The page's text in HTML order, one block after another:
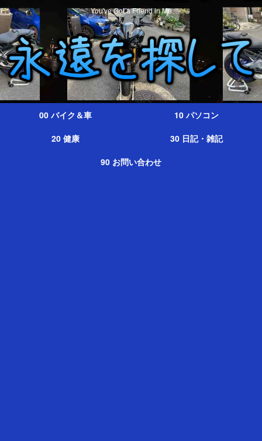
You've Got a Friend in Me
00 バイク＆車
10 パソコン
20 健康
30 日記・雑記
90 お問い合わせ